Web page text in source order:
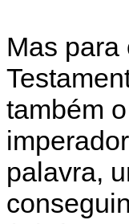
Mas
também
palavra,